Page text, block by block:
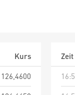
Kurs
126,4600
Zeit